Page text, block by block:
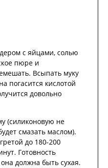
с яйцами, солью
пюре и
Всыпать муку
погасится кислотой
довольно
(силиконовую не
смазать маслом).
до 180-200
Готовность
должна быть сухая.